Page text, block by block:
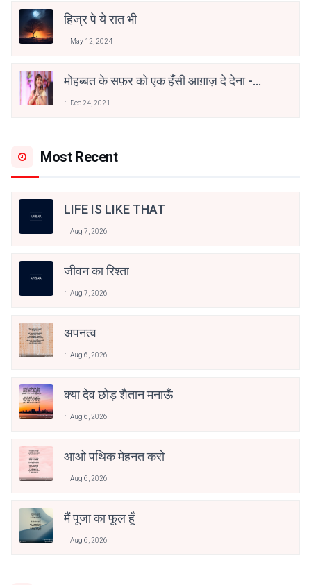
हिज्र पे ये रात भी
May 12, 2024
मोहब्बत के सफ़र को एक हँसी आग़ाज़ दे देना -
Dec 24, 2021
Most Recent
LIFE IS LIKE THAT
Aug 7, 2026
जीवन का रिश्ता
Aug 7, 2026
अपनत्व
Aug 6, 2026
क्या देव छोड़ शैतान मनाऊँ
Aug 6, 2026
आओ पथिक मेहनत करो
Aug 6, 2026
मैं पूजा का फूल हूँ
Aug 6, 2026